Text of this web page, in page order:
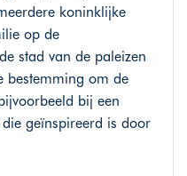
koninklijke
op de
stad van de paleizen
bestemming om de
bij een
geïnspireerd is door